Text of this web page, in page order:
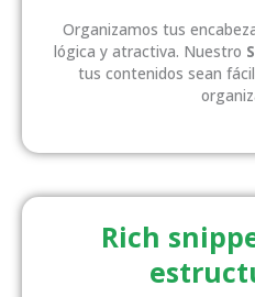
Organizamos tus
lógica y atractiva. Nuestro
tus contenidos sean
Rich